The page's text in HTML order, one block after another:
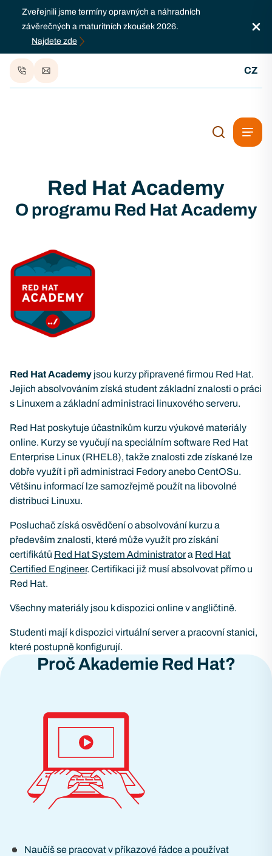
Zveřejnili jsme termíny opravných a náhradních
závěrečných a maturitních zkoušek 2026.
Najdete zde
CZ
Red Hat Academy
O programu Red Hat Academy
Red Hat Academy jsou kurzy připravené firmou Red Hat.
Jejich absolvováním získá student základní znalosti o práci
s Linuxem a základní administraci linuxového serveru.
Red Hat poskytuje účastníkům kurzu výukové materiály
online. Kurzy se vyučují na speciálním software Red Hat
Enterprise Linux (RHEL8), takže znalosti zde získané lze
dobře využít i při administraci Fedory anebo CentOSu.
Většinu informací lze samozřejmě použít na libovolné
distribuci Linuxu.
Posluchač získá osvědčení o absolvování kurzu a
především znalosti, které může využít pro získání
certifikátů Red Hat System Administratora Red Hat
Certified Engineer. Certifikaci již musí absolvovat přímo u
Red Hat.
Všechny materiály jsou k dispozici online v angličtině.
Studenti mají k dispozici virtuální server a pracovní stanici,
které postupně konfigurují.
Proč Akademie Red Hat?
Naučíš se pracovat v příkazové řádce a používat